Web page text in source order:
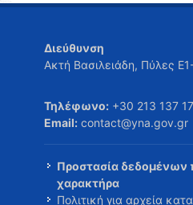
Διεύθυνση
Ακτή Βασιλειάδη, Πύλες
Τηλέφωνο: +30 213 137
Email: contact@yna.gov.gr
Προστασία δεδομένων
χαρακτήρα
Πολιτική για αρχεία